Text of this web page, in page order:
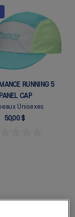
RUNNING 5
PANEL CAP
Unisexes
50,00 $